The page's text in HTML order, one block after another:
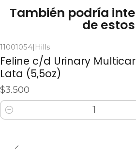
También podría
de estos
11001054| Hills
Feline c/d Urinary
Lata (5,5oz)
$3.500
Cantidad